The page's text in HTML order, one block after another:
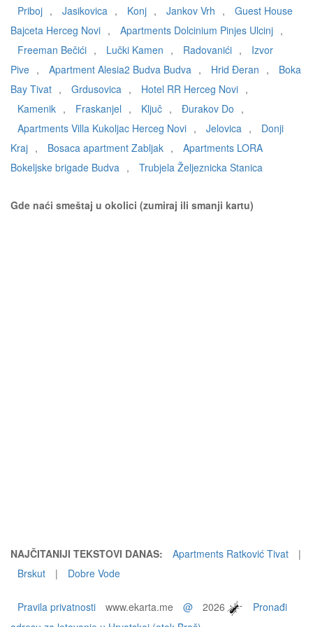
Priboj , Jasikovica , Konj , Jankov Vrh ,
Guest House
Bajceta Herceg Novi , Apartments Dolcinium Pinjes Ulcinj ,
Freeman Bečići , Lučki Kamen , Radovanići ,
Izvor
Pive , Apartment Alesia2 Budva Budva , Hrid Đeran ,
Boka
Bay Tivat , Grdusovica , Hotel RR Herceg Novi ,
Kamenik , Fraskanjel , Ključ , Đurakov Do ,
Apartments Villa Kukoljac Herceg Novi , Jelovica ,
Donji
Kraj , Bosaca apartment Zabljak ,
Apartments LORA
Bokeljske brigade Budva , Trubjela Željeznicka Stanica
Gde naći smeštaj u okolici (zumiraj ili smanji kartu)
NAJČITANIJI TEKSTOVI DANAS: Apartments Ratković Tivat
|
Brskut
| Dobre Vode
Pravila privatnosti www.ekarta.me @ 2026
Pronađi